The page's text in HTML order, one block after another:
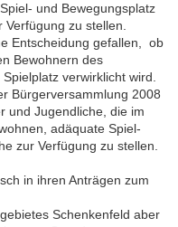
und Bewegungsplatz
zu stellen.
Entscheidung gefallen, ob
Bewohnern des
verwirklicht wird.
Bürgerversammlung 2008
und Jugendliche, die im
adäquate Spiel-
zur Verfügung zu stellen.
in ihren Anträgen zum
Schenkenfeld aber